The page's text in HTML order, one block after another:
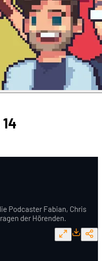
Podcaster Fabian, Chris
der Hörenden.